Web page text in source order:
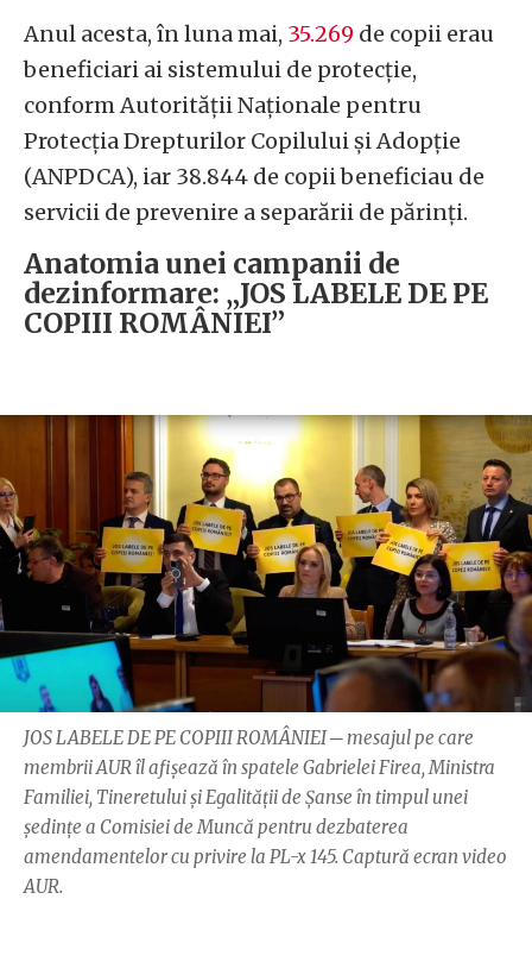
Anul acesta, în luna mai, 35.269 de copii erau
beneficiari ai sistemului de protecție,
conform Autorității Naționale pentru
Protecția Drepturilor Copilului și Adopție
(ANPDCA), iar 38.844 de copii beneficiau de
servicii de prevenire a separării de părinți.
Anatomia unei campanii de
dezinformare: „JOS LABELE DE PE
COPIII ROMÂNIEI”
JOS LABELE DE PE COPIII ROMÂNIEI ─ mesajul pe care
membrii AUR îl afișează în spatele Gabrielei Firea, Ministra
Familiei, Tineretului și Egalității de Șanse în timpul unei
ședințe a Comisiei de Muncă pentru dezbaterea
amendamentelor cu privire la PL-x 145. Captură ecran video
AUR.